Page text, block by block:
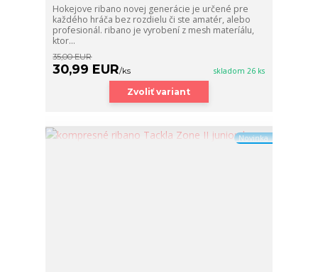
Hokejove ribano novej generácie je určené pre
každého hráča bez rozdielu či ste amatér, alebo
profesionál. ribano je vyrobení z mesh materíálu,
ktor...
35,00 EUR
30,99 EUR/ks skladom 26 ks
Zvoliť variant
Novinka